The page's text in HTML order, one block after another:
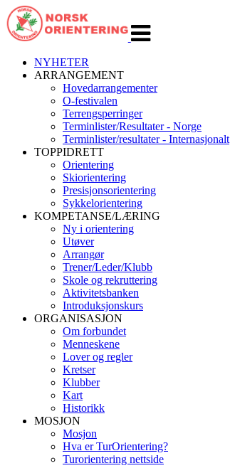
navigasjon
NYHETER
ARRANGEMENT
Hovedarrangementer
O-festivalen
Terrengsperringer
Terminlister/Resultater - Norge
Terminlister/resultater - Internasjonalt
TOPPIDRETT
Orientering
Skiorientering
Presisjonsorientering
Sykkelorientering
KOMPETANSE/LÆRING
Ny i orientering
Utøver
Arrangør
Trener/Leder/Klubb
Skole og rekruttering
Aktivitetsbanken
Introduksjonskurs
ORGANISASJON
Om forbundet
Menneskene
Lover og regler
Kretser
Klubber
Kart
Historikk
MOSJON
Mosjon
Hva er TurOrientering?
Turorientering nettside